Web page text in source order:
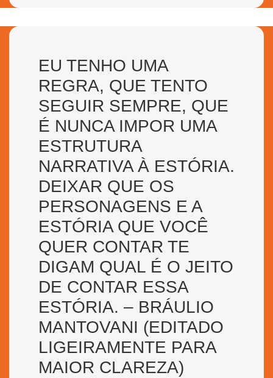
EU TENHO UMA
REGRA, QUE TENTO
SEGUIR SEMPRE, QUE
É NUNCA IMPOR UMA
ESTRUTURA
NARRATIVA À ESTÓRIA.
DEIXAR QUE OS
PERSONAGENS E A
ESTÓRIA QUE VOCÊ
QUER CONTAR TE
DIGAM QUAL É O JEITO
DE CONTAR ESSA
ESTÓRIA. – BRÁULIO
MANTOVANI (EDITADO
LIGEIRAMENTE PARA
MAIOR CLAREZA)